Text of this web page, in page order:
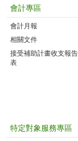
會計專區
會計月報
相關文件
接受補助計畫收支報告
表
特定對象服務專區